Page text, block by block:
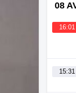
08
16:01
15:31